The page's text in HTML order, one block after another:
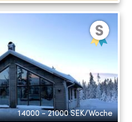
14000 - 21000 SEK/Woche